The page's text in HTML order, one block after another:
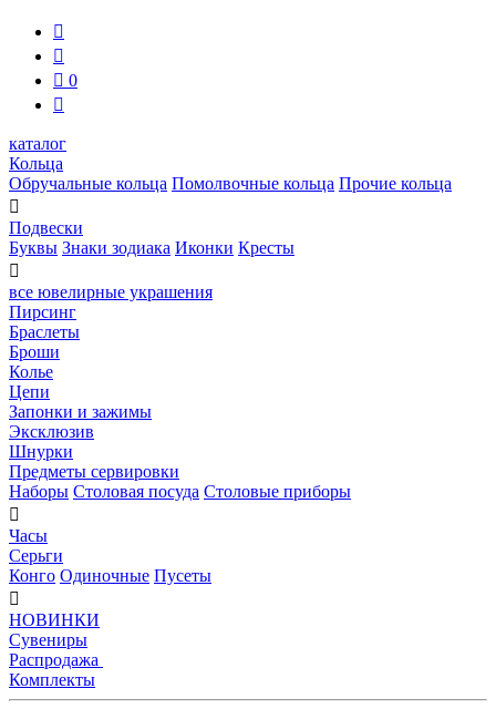


 0

каталог
Кольца
Обручальные кольца Помолвочные кольца Прочие кольца

Подвески
Буквы Знаки зодиака Иконки Кресты

все ювелирные украшения
Пирсинг
Браслеты
Броши
Колье
Цепи
Запонки и зажимы
Эксклюзив
Шнурки
Предметы сервировки
Наборы Столовая посуда Столовые приборы

Часы
Серьги
Конго Одиночные Пусеты

НОВИНКИ
Сувениры
Распродажа
Комплекты